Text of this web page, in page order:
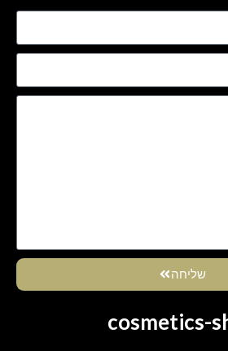
שליחה
cosmetics-